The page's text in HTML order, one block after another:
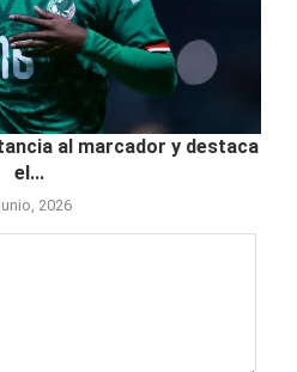
al marcador y destaca
el...
2026